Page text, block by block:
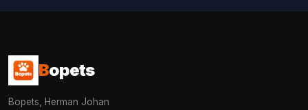
Bopets
Bopets, Herman Johan